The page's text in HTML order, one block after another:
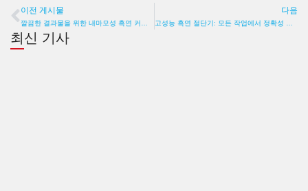
이전
이전 게시물
깔끔한 결과물을 위한 내마모성 흑연 커팅 와이어
다음
고성능 흑연 절단기: 모든 작업에서 정확성 보장
최신 기사